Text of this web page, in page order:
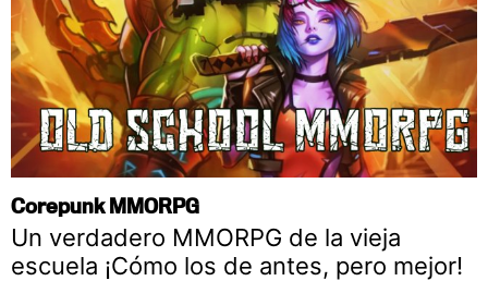
Corepunk MMORPG
Un verdadero MMORPG de la vieja
escuela ¡Cómo los de antes, pero mejor!